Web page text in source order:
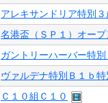
アレキサンドリア特別３
名港盃（ＳＰ１）オープ
ガントリーハーバー特別
ヴァルデナ特別Ｂ１ｂ特
Ｃ１０組Ｃ１０